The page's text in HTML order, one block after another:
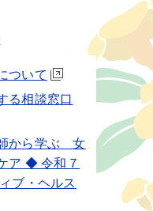
ついて
る相談窓口
から学ぶ 女
ア ◆ 令和７
ブ・ヘルス